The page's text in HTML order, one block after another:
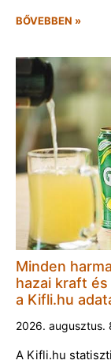
BŐVEBBEN »
Minden
hazai kraft
a Kifli.hu
2026. augusztus.
A Kifli.hu